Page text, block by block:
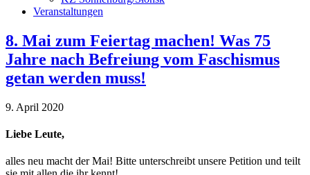
Veranstaltungen
8. Mai zum Feiertag machen! Was 75
Jahre nach Befreiung vom Faschismus
getan werden muss!
9. April 2020
Liebe Leute,
alles neu macht der Mai! Bitte unterschreibt unsere Petition und teilt